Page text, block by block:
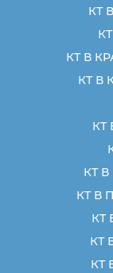
КТ
КТ В
КТ В
КТ
КТ
КТ В
КТ
КТ
КТ